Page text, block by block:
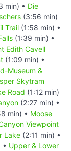
min) • Die
(3:56 min)
Trail (1:58 min) •
(1:39 min) •
Edith Cavell
(1:09 min) •
Museum &
Skytram
Road (1:12 min)
(2:27 min) •
min) • Moose
Viewpoint
Lake (2:11 min) •
• Upper & Lower